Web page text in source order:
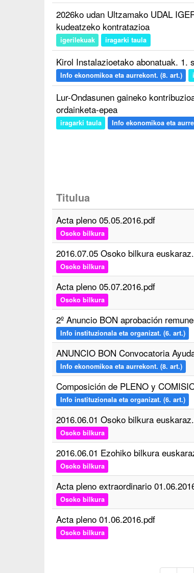
2026ko udan Ultzamako UDAL
kudeatzeko kontratazioa
igerilekuak iragarki taula
Kirol Instalazioetako abonatuak. 1.
Info ekonomikoa eta aurrekont. (8. art.)
Lur-Ondasunen gaineko
ordainketa-epea
iragarki taula Info ekonomikoa eta
Titulua
Acta pleno 05.05.2016.pdf
Osoko bilkura
2016.07.05 Osoko bilkura
Osoko bilkura
Acta pleno 05.07.2016.pdf
Osoko bilkura
2º Anuncio BON aprobación
Info instituzionala eta organizat. (6. art.)
ANUNCIO BON Convocatoria
Info ekonomikoa eta aurrekont. (8. art.)
Composición de PLENO y
Info instituzionala eta organizat. (6. art.)
2016.06.01 Osoko bilkura
Osoko bilkura
2016.06.01 Ezohiko bilkura
Osoko bilkura
Acta pleno extraordinario
Osoko bilkura
Acta pleno 01.06.2016.pdf
Osoko bilkura